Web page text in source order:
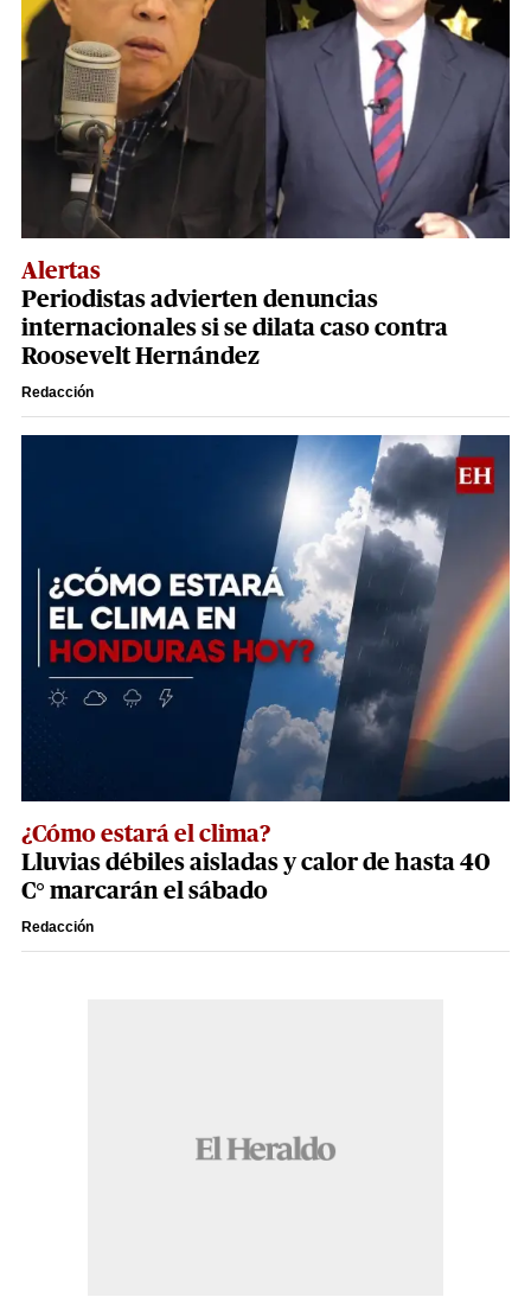
Alertas
Periodistas advierten denuncias
internacionales si se dilata caso contra
Roosevelt Hernández
Redacción
¿Cómo estará el clima?
Lluvias débiles aisladas y calor de hasta 40
C° marcarán el sábado
Redacción